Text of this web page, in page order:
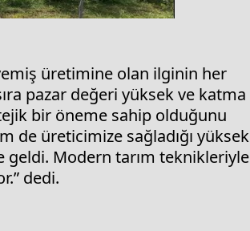
üretimine olan ilginin her
pazar değeri yüksek ve katma
bir öneme sahip olduğunu
de üreticimize sağladığı yüksek
Modern tarım teknikleriyle
dedi.